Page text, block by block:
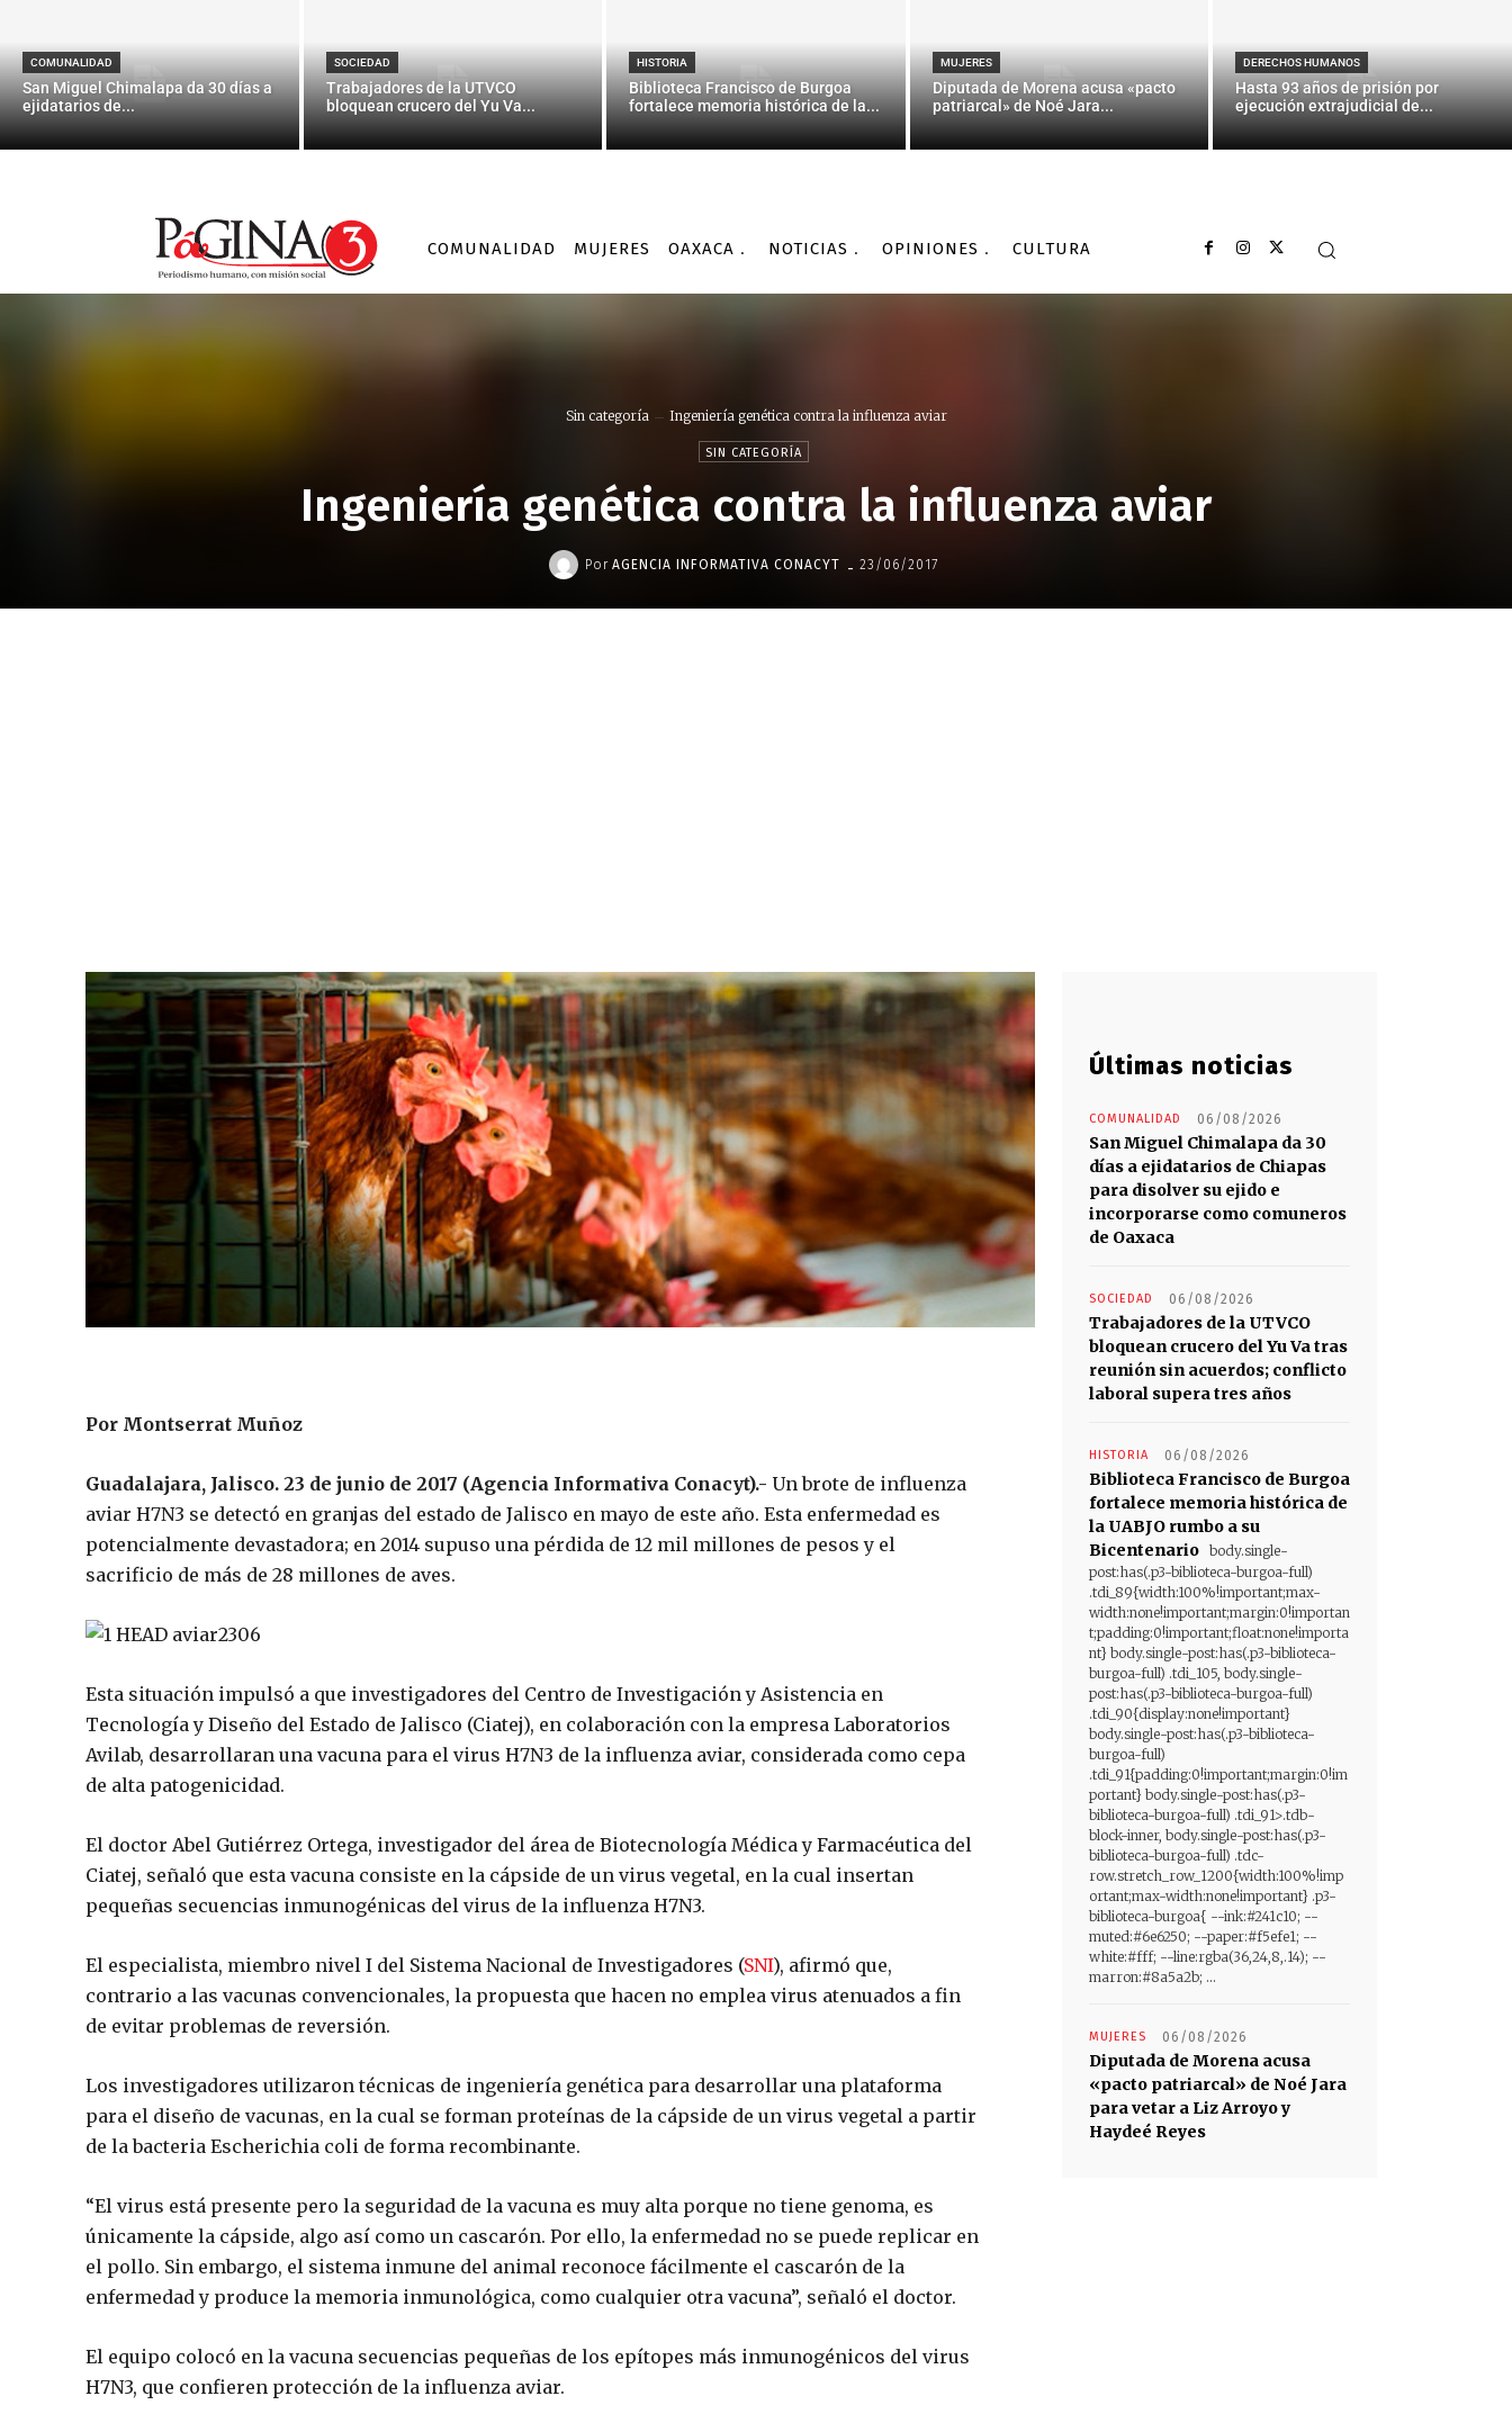
COMUNALIDAD
San Miguel Chimalapa da 30 días a
ejidatarios de...
SOCIEDAD
Trabajadores de la UTVCO
bloquean crucero del Yu Va...
HISTORIA
Biblioteca Francisco de Burgoa
fortalece memoria histórica de la...
MUJERES
Diputada de Morena acusa «pacto
patriarcal» de Noé Jara...
DERECHOS HUMANOS
Hasta 93 años de prisión por
ejecución extrajudicial de...
COMUNALIDAD MUJERES OAXACA NOTICIAS OPINIONES CULTURA
Sin categoría Ingeniería genética contra la influenza aviar
SIN CATEGORÍA
Ingeniería genética contra la influenza aviar
Por AGENCIA INFORMATIVA CONACYT - 23/06/2017
Por Montserrat Muñoz
Guadalajara, Jalisco. 23 de junio de 2017 (Agencia Informativa Conacyt).- Un brote de influenza
aviar H7N3 se detectó en granjas del estado de Jalisco en mayo de este año. Esta enfermedad es
potencialmente devastadora; en 2014 supuso una pérdida de 12 mil millones de pesos y el
sacrificio de más de 28 millones de aves.
Esta situación impulsó a que investigadores del Centro de Investigación y Asistencia en
Tecnología y Diseño del Estado de Jalisco (Ciatej), en colaboración con la empresa Laboratorios
Avilab, desarrollaran una vacuna para el virus H7N3 de la influenza aviar, considerada como cepa
de alta patogenicidad.
El doctor Abel Gutiérrez Ortega, investigador del área de Biotecnología Médica y Farmacéutica del
Ciatej, señaló que esta vacuna consiste en la cápside de un virus vegetal, en la cual insertan
pequeñas secuencias inmunogénicas del virus de la influenza H7N3.
El especialista, miembro nivel I del Sistema Nacional de Investigadores (SNI), afirmó que,
contrario a las vacunas convencionales, la propuesta que hacen no emplea virus atenuados a fin
de evitar problemas de reversión.
Los investigadores utilizaron técnicas de ingeniería genética para desarrollar una plataforma
para el diseño de vacunas, en la cual se forman proteínas de la cápside de un virus vegetal a partir
de la bacteria Escherichia coli de forma recombinante.
“El virus está presente pero la seguridad de la vacuna es muy alta porque no tiene genoma, es
únicamente la cápside, algo así como un cascarón. Por ello, la enfermedad no se puede replicar en
el pollo. Sin embargo, el sistema inmune del animal reconoce fácilmente el cascarón de la
enfermedad y produce la memoria inmunológica, como cualquier otra vacuna”, señaló el doctor.
El equipo colocó en la vacuna secuencias pequeñas de los epítopes más inmunogénicos del virus
H7N3, que confieren protección de la influenza aviar.
Últimas noticias
COMUNALIDAD 06/08/2026
San Miguel Chimalapa da 30
días a ejidatarios de Chiapas
para disolver su ejido e
incorporarse como comuneros
de Oaxaca
SOCIEDAD 06/08/2026
Trabajadores de la UTVCO
bloquean crucero del Yu Va tras
reunión sin acuerdos; conflicto
laboral supera tres años
HISTORIA 06/08/2026
Biblioteca Francisco de Burgoa
fortalece memoria histórica de
la UABJO rumbo a su
Bicentenario body.single-
post:has(.p3-biblioteca-burgoa-full)
.tdi_89{width:100%!important;max-
width:none!important;margin:0!importan
t;padding:0!important;float:none!importa
nt} body.single-post:has(.p3-biblioteca-
burgoa-full) .tdi_105, body.single-
post:has(.p3-biblioteca-burgoa-full)
.tdi_90{display:none!important}
body.single-post:has(.p3-biblioteca-
burgoa-full)
.tdi_91{padding:0!important;margin:0!im
portant} body.single-post:has(.p3-
biblioteca-burgoa-full) .tdi_91>.tdb-
block-inner, body.single-post:has(.p3-
biblioteca-burgoa-full) .tdc-
row.stretch_row_1200{width:100%!imp
ortant;max-width:none!important} .p3-
biblioteca-burgoa{ --ink:#241c10; --
muted:#6e6250; --paper:#f5efe1; --
white:#fff; --line:rgba(36,24,8,.14); --
marron:#8a5a2b; ...
MUJERES 06/08/2026
Diputada de Morena acusa
«pacto patriarcal» de Noé Jara
para vetar a Liz Arroyo y
Haydeé Reyes